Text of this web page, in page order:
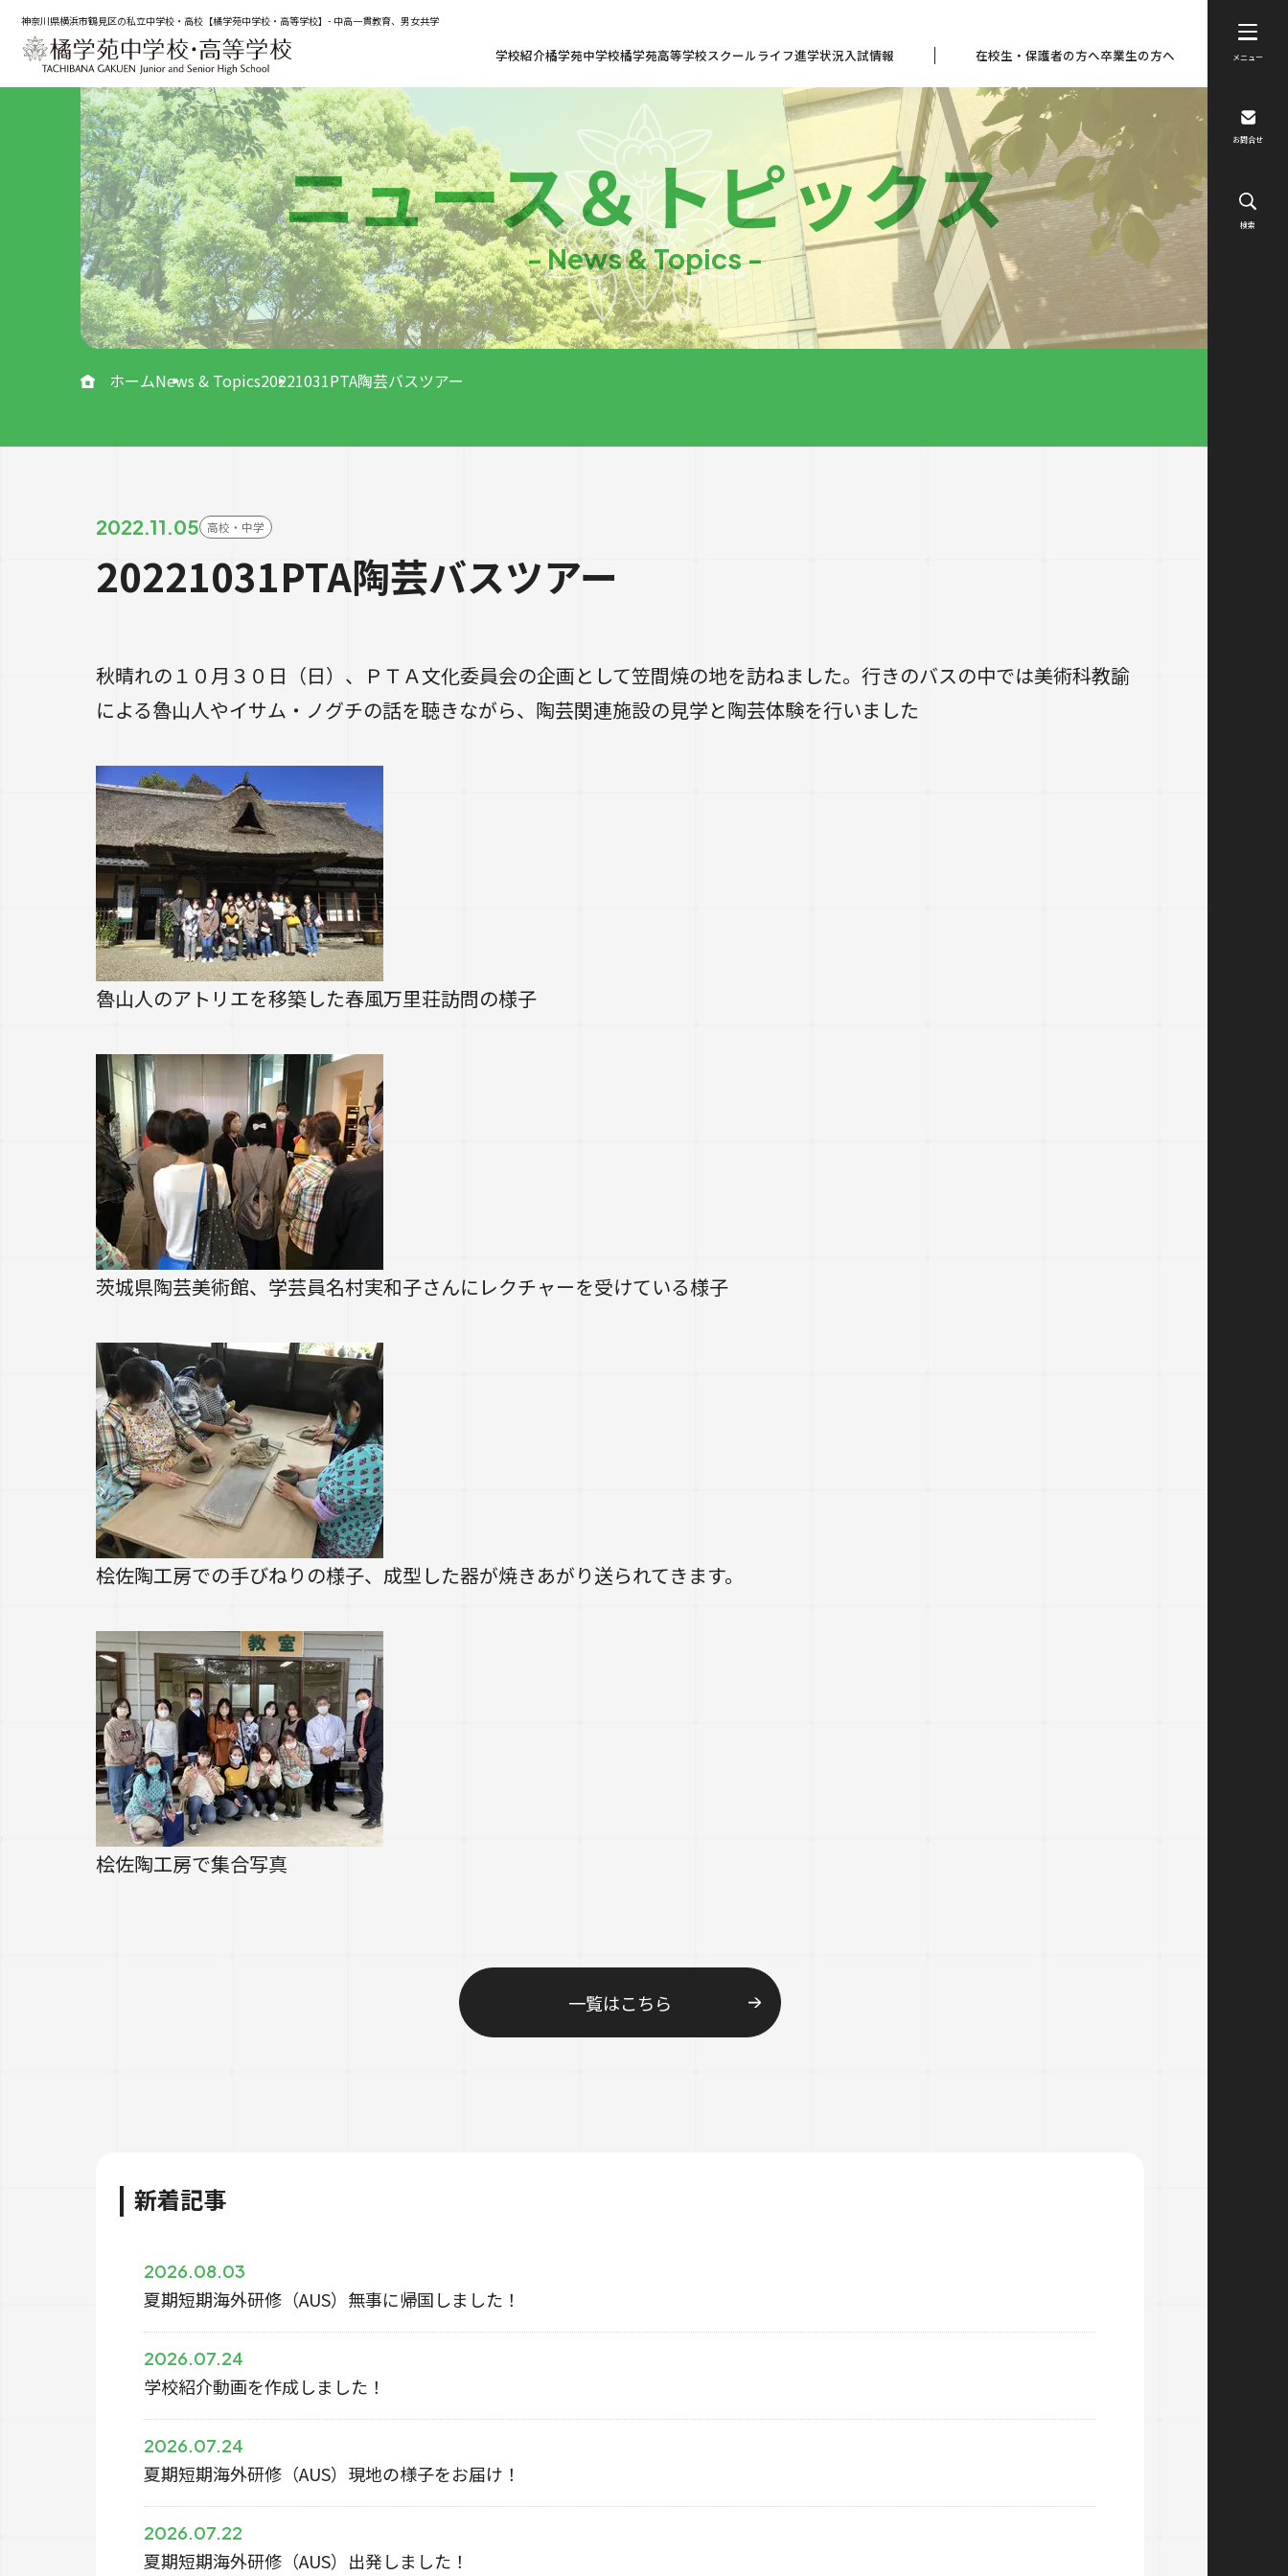
神奈川県横浜市鶴見区の私立中学校・高校【橘学苑中学校・高等学校】- 中高一貫教育、男女共学
学校紹介橘学苑中学校橘学苑高等学校スクールライフ進学状況入試情報 在校生・保護者の方へ卒業生の方へ メニュー
お問合せ
検索
ニュース＆トピックス
- News & Topics -
ホームNews & Topics20221031PTA陶芸バスツアー
2022.11.05 高校・中学
20221031PTA陶芸バスツアー
秋晴れの１０月３０日（日）、ＰＴＡ文化委員会の企画として笠間焼の地を訪ねました。行きのバスの中では美術科教諭
による魯山人やイサム・ノグチの話を聴きながら、陶芸関連施設の見学と陶芸体験を行いました
魯山人のアトリエを移築した春風万里荘訪問の様子
茨城県陶芸美術館、学芸員名村実和子さんにレクチャーを受けている様子
桧佐陶工房での手びねりの様子、成型した器が焼きあがり送られてきます。
桧佐陶工房で集合写真
一覧はこちら
新着記事
2026.08.03
夏期短期海外研修（AUS）無事に帰国しました！
2026.07.24
学校紹介動画を作成しました！
2026.07.24
夏期短期海外研修（AUS）現地の様子をお届け！
2026.07.22
夏期短期海外研修（AUS）出発しました！